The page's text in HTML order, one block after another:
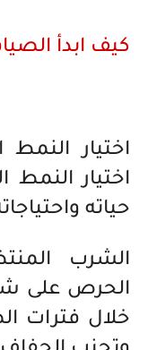
كيف ابدأ
اختيار
اختيار
حياته
الشرب
الحرص على
خلال فترات